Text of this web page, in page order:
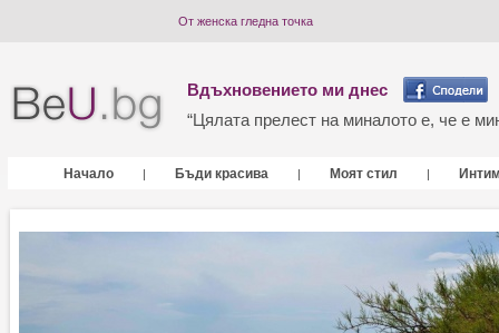
От женска гледна точка
Вдъхновението ми днес
“Цялата прелест на миналото е, че е
Начало | Бъди красива | Моят стил |